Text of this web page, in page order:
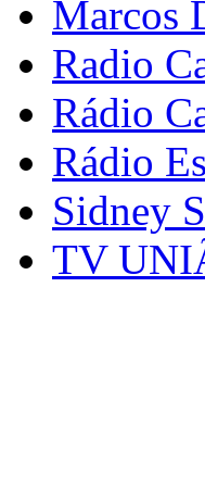
Marcos
Radio
Rádio
Rádio
Sidney
TV